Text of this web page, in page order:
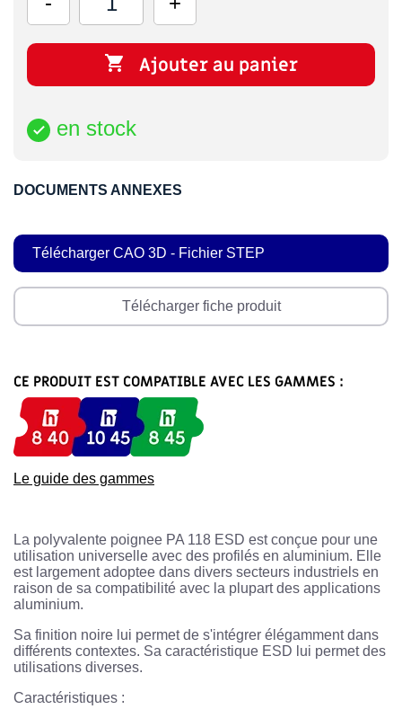
 Ajouter au panier
 en stock
DOCUMENTS ANNEXES
Télécharger CAO 3D - Fichier STEP
Télécharger fiche produit
CE PRODUIT EST COMPATIBLE AVEC LES GAMMES :
Le guide des gammes
La polyvalente poignee PA 118 ESD est conçue pour une
utilisation universelle avec des profilés en aluminium. Elle
est largement adoptee dans divers secteurs industriels en
raison de sa compatibilité avec la plupart des applications
aluminium.
Sa finition noire lui permet de s'intégrer élégamment dans
différents contextes. Sa caractéristique ESD lui permet des
utilisations diverses.
Caractéristiques :